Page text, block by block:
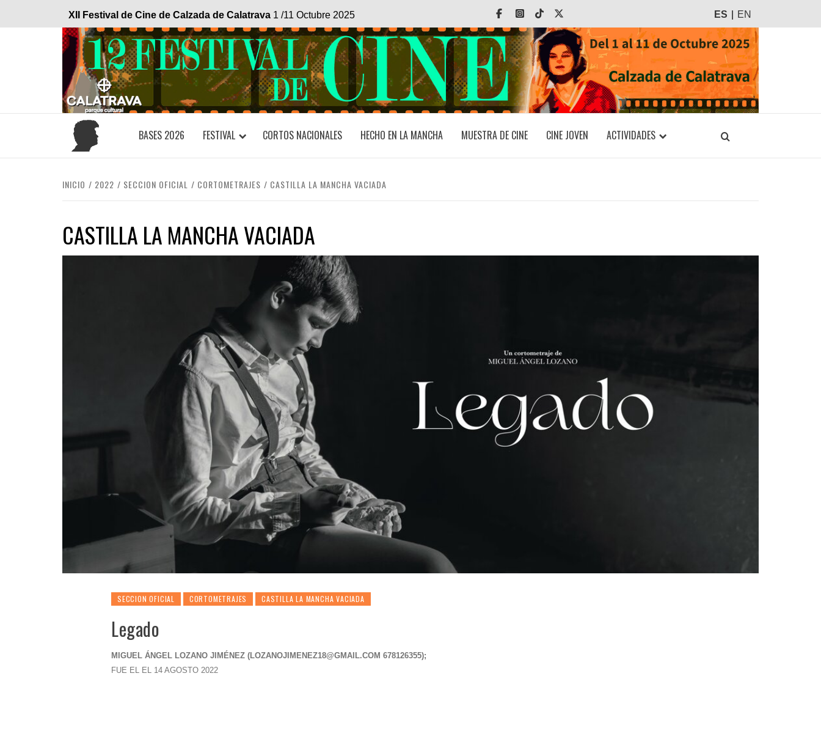
XII Festival de Cine de Calzada de Calatrava 1 /11 Octubre 2025 FacebookInstagram
Tiktok ES EN
BASES 2026 FESTIVAL CORTOS NACIONALES HECHO EN LA MANCHA MUESTRA DE CINE CINE JOVEN ACTIVIDADES
INICIO 2022 SECCION OFICIAL CORTOMETRAJES CASTILLA LA MANCHA VACIADA
CASTILLA LA MANCHA VACIADA
SECCION OFICIAL CORTOMETRAJES CASTILLA LA MANCHA VACIADA
Legado
MIGUEL ÁNGEL LOZANO JIMÉNEZ (LOZANOJIMENEZ18@GMAIL.COM 678126355);
FUE EL EL 14 AGOSTO 2022